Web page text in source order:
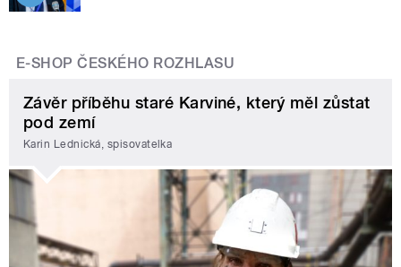
E-SHOP ČESKÉHO ROZHLASU
Závěr příběhu staré Karviné, který měl zůstat
pod zemí
Karin Lednická, spisovatelka